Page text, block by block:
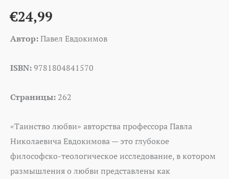
€24,99
Автор:Павел Евдокимов
ISBN:9781804841570
Страницы: 262
«Таинство любви» авторства профессора Павла
Николаевича Евдокимова — это глубокое
философско-теологическое исследование, в котором
размышления о любви представлены как